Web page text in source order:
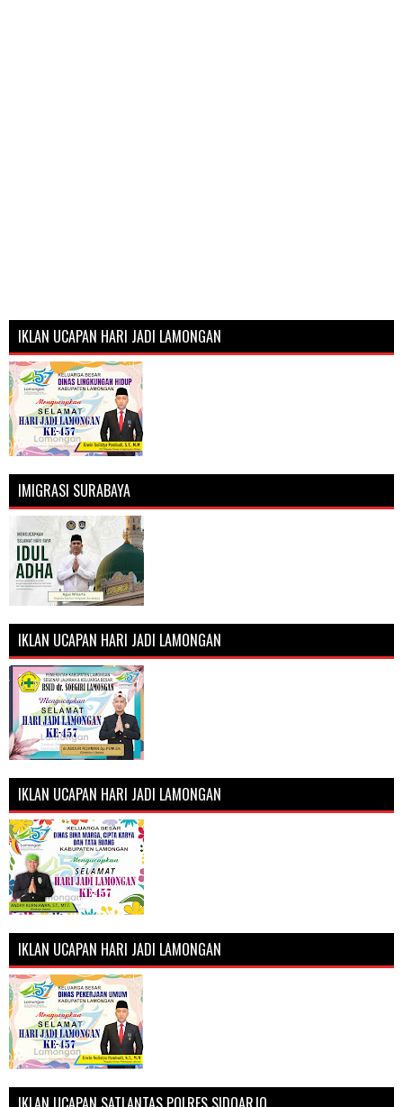
IKLAN UCAPAN HARI JADI LAMONGAN
IMIGRASI SURABAYA
IKLAN UCAPAN HARI JADI LAMONGAN
IKLAN UCAPAN HARI JADI LAMONGAN
IKLAN UCAPAN HARI JADI LAMONGAN